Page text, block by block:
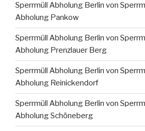
Sperrmüll Abholung Berlin von
Abholung Pankow
Sperrmüll Abholung Berlin von
Abholung Prenzlauer Berg
Sperrmüll Abholung Berlin von
Abholung Reinickendorf
Sperrmüll Abholung Berlin von
Abholung Schöneberg